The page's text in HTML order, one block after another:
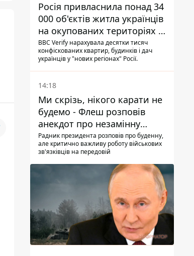
Росія привласнила понад 34
000 об'єктів житла українців
на окупованих територіях -
розслідування BBC
BBC Verify нарахувала десятки тисяч
конфіскованих квартир, будинків і дач
українців у "нових регіонах" Росії.
14:18
Ми скрізь, нікого карати не
будемо - Флеш розповів
анекдот про незамінну
роботу зв’язківців на фронті
Радник президента розповів про буденну,
але критично важливу роботу військових
зв'язківців на передовій